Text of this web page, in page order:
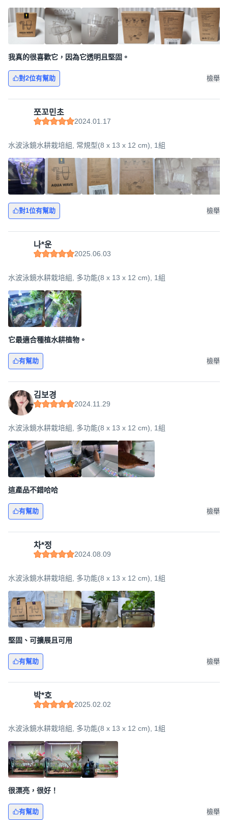
我真的很喜歡它，因為它透明且堅固。
對2位有幫助 檢舉
쪼꼬민초
2024.01.17
水波泳鏡水耕栽培組, 常規型(8 x 13 x 12 cm), 1組
對1位有幫助 檢舉
나*운
2025.06.03
水波泳鏡水耕栽培組, 多功能(8 x 13 x 12 cm), 1組
它最適合種植水耕植物。
有幫助 檢舉
김보경
2024.11.29
水波泳鏡水耕栽培組, 多功能(8 x 13 x 12 cm), 1組
這產品不錯哈哈
有幫助 檢舉
차*정
2024.08.09
水波泳鏡水耕栽培組, 多功能(8 x 13 x 12 cm), 1組
堅固、可擴展且可用
有幫助 檢舉
박*호
2025.02.02
水波泳鏡水耕栽培組, 多功能(8 x 13 x 12 cm), 1組
很漂亮，很好！
有幫助 檢舉